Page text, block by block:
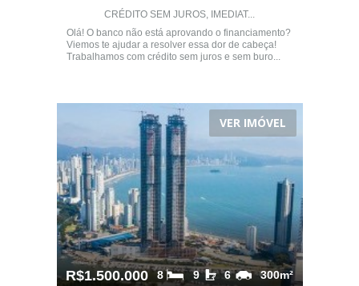
CRÉDITO SEM JUROS, IMEDIAT...
Olá! O banco não está aprovando o financiamento?
Viemos te ajudar a resolver essa dor de cabeça!
Trabalhamos com crédito sem juros e sem buro...
VER IMÓVEL
R$1.500.000 300m²
6
9
8